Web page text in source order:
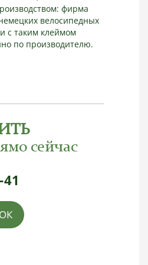
фирма
велосипедных
с таким клеймом
по производителю.
сейчас